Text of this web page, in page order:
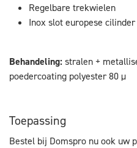
Regelbare trekwielen
Inox slot europese cilinder
Behandeling:stralen +
poedercoating polyester 80 µ
Toepassing
Bestel bij Domspro nu ook uw